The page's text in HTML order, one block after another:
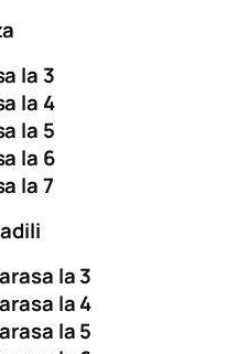
la 3
la 4
la 5
la 6
la 7
la 3
la 4
la 5